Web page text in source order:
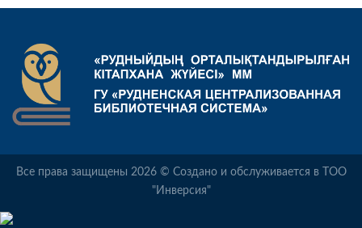
Все права защищены 2026 © Создано и обслуживается в ТОО
"Инверсия"